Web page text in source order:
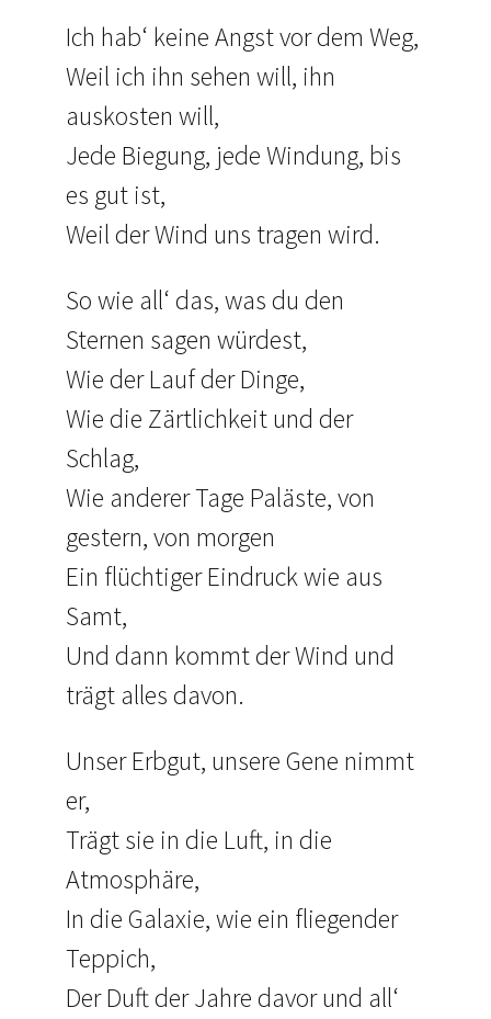
Ich hab‘ keine Angst vor dem Weg,
Weil ich ihn sehen will, ihn
auskosten will,
Jede Biegung, jede Windung, bis
es gut ist,
Weil der Wind uns tragen wird.
So wie all‘ das, was du den
Sternen sagen würdest,
Wie der Lauf der Dinge,
Wie die Zärtlichkeit und der
Schlag,
Wie anderer Tage Paläste, von
gestern, von morgen
Ein flüchtiger Eindruck wie aus
Samt,
Und dann kommt der Wind und
trägt alles davon.
Unser Erbgut, unsere Gene nimmt
er,
Trägt sie in die Luft, in die
Atmosphäre,
In die Galaxie, wie ein fliegender
Teppich,
Der Duft der Jahre davor und all‘